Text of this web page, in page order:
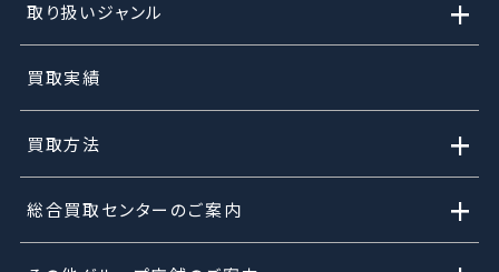
取り扱いジャンル +
買取実績
買取方法 +
総合買取センターのご案内 +